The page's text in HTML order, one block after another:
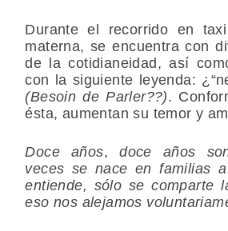
Durante el recorrido en
materna, se encuentra con
de la cotidianeidad, así
con la siguiente leyenda:
(Besoin de Parler??).
ésta, aumentan su temor y
Doceaños,doce años
veces se nace en familias
entiende, sólo se comparte
eso nos alejamos